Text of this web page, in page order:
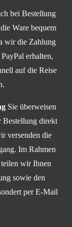
bei Bestellung
Ware bequem
wir die Zahlung
erhalten,
auf die Reise
Sie überweisen
Bestellung direkt
versenden die
Im Rahmen
wir Ihnen
sowie den
per E-Mail